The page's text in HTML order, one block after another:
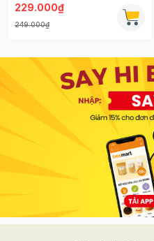
229.000₫
249.000₫